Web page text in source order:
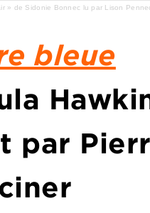
» de Sidonie Bonnec lu par Lison
bleue
par